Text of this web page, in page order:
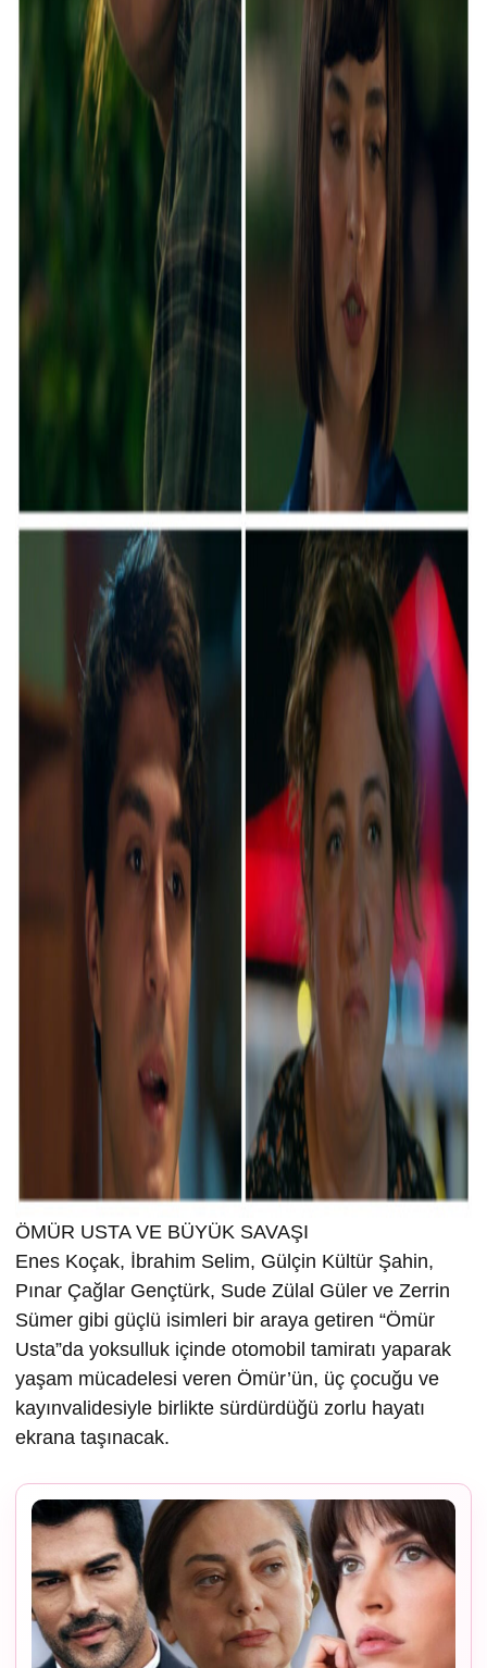
ÖMÜR USTA VE BÜYÜK SAVAŞI
Enes Koçak, İbrahim Selim, Gülçin Kültür Şahin,
Pınar Çağlar Gençtürk, Sude Zülal Güler ve Zerrin
Sümer gibi güçlü isimleri bir araya getiren “Ömür
Usta”da yoksulluk içinde otomobil tamiratı yaparak
yaşam mücadelesi veren Ömür’ün, üç çocuğu ve
kayınvalidesiyle birlikte sürdürdüğü zorlu hayatı
ekrana taşınacak.